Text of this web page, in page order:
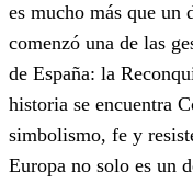
es mucho más que un
comenzó una de las
de España: la
historia se encuentra
simbolismo, fe y
Europa no solo es un